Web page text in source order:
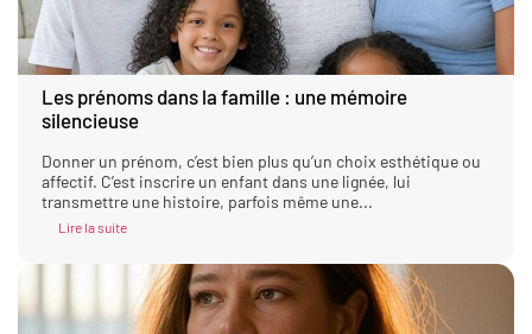
Les prénoms dans la famille : une mémoire
silencieuse
Donner un prénom, c’est bien plus qu’un choix esthétique ou
affectif. C’est inscrire un enfant dans une lignée, lui
transmettre une histoire, parfois même une...
Lire la suite